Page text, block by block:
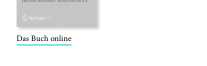
Das Buch online